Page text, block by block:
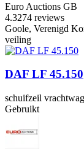
Euro Auctions GB
4.3274 reviews
Goole, Verenigd
veiling
DAF LF 45.150
schuifzeil
Gebruikt